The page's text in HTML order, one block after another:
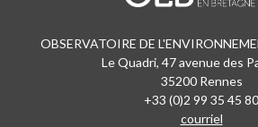
OBSERVATOIRE DE
Le Quadri, 47 avenue des
35200 Rennes
+33 (0)2 99 35 45 80
courriel